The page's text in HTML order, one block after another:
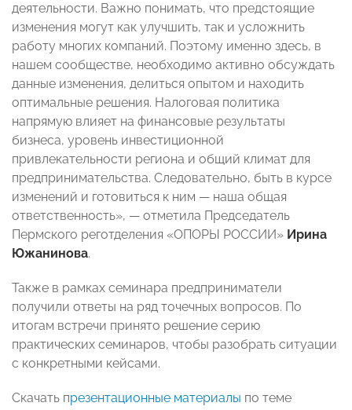
деятельности. Важно понимать, что предстоящие
изменения могут как улучшить, так и усложнить
работу многих компаний. Поэтому именно здесь, в
нашем сообществе, необходимо активно обсуждать
данные изменения, делиться опытом и находить
оптимальные решения. Налоговая политика
напрямую влияет на финансовые результаты
бизнеса, уровень инвестиционной
привлекательности региона и общий климат для
предпринимательства. Следовательно, быть в курсе
изменений и готовиться к ним — наша общая
ответственность», — отметила Председатель
Пермского реготделения «ОПОРЫ РОССИИ» Ирина
Южанинова.
Также в рамках семинара предприниматели
получили ответы на ряд точечных вопросов. По
итогам встречи принято решение серию
практических семинаров, чтобы разобрать ситуации
с конкретными кейсами.
Скачать презентационные материалы по теме